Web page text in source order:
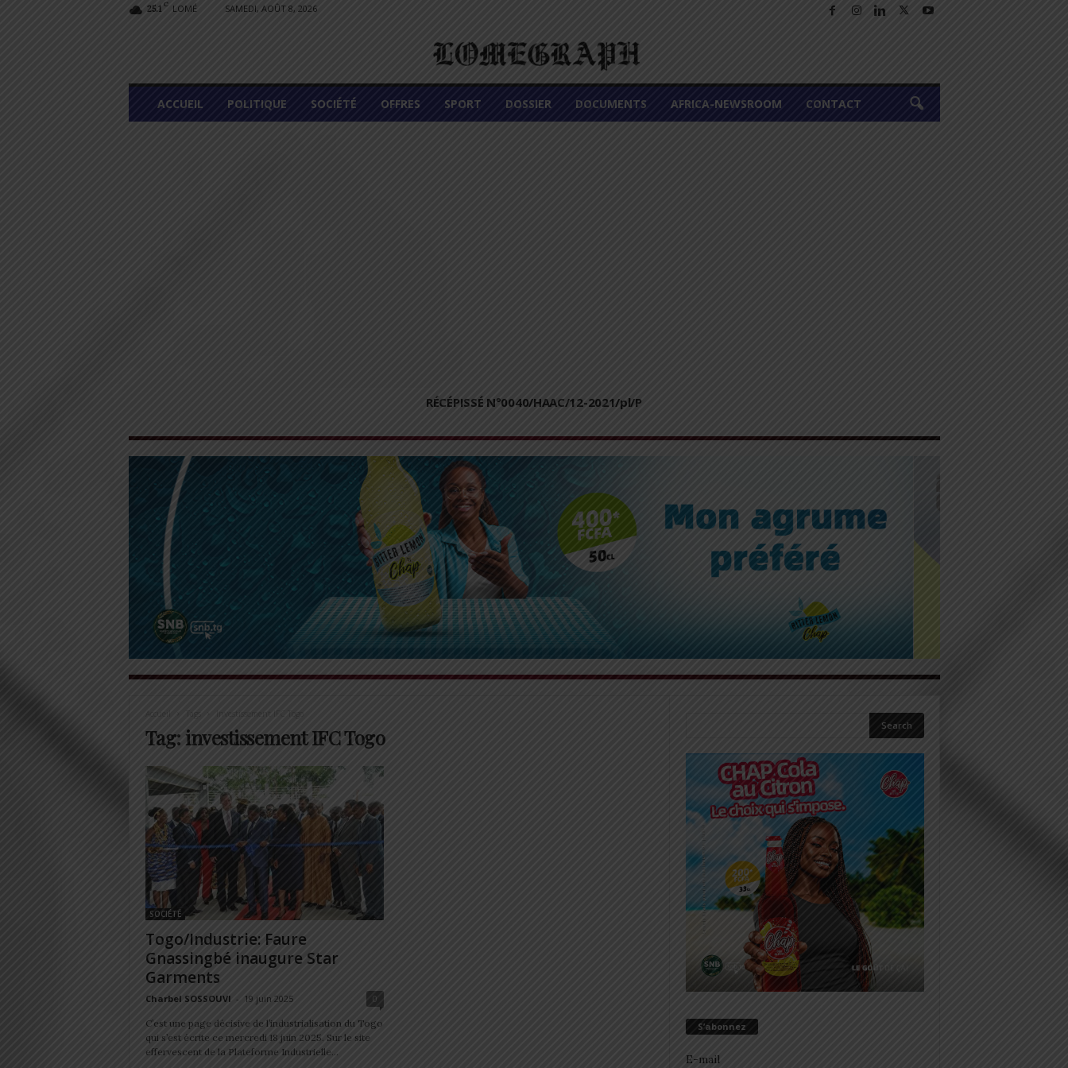
25.1 C LOMÉ SAMEDI, AOÛT 8, 2026
L
M
ACCUEIL POLITIQUE SOCIÉTÉ OFFRES SPORT DOSSIER DOCUMENTS AFRICA-NEWSROOM CONTACT
RÉCÉPISSÉ N°0040/HAAC/12-2021/pl/P
Accueil Tags Investissement IFC Togo
Tag: investissement IFC Togo
SOCIÉTÉ
Togo/Industrie: Faure
Gnassingbé inaugure Star
Garments
Charbel SOSSOUVI - 19 juin 2025 0
C’est une page décisive de l’industrialisation du Togo
qui s’est écrite ce mercredi 18 juin 2025. Sur le site
effervescent de la Plateforme Industrielle...
S’abonnez
E-mail